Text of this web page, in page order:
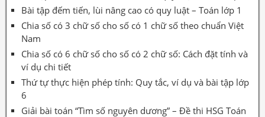
Bài tập đếm tiến, lùi nâng cao có quy luật – Toán lớp 1
Chia số có 3 chữ số cho số có 1 chữ số theo chuẩn Việt
Nam
Chia số có 6 chữ số cho số có 2 chữ số: Cách đặt tính và
ví dụ chi tiết
Thứ tự thực hiện phép tính: Quy tắc, ví dụ và bài tập lớp
6
Giải bài toán “Tìm số nguyên dương” – Đề thi HSG Toán